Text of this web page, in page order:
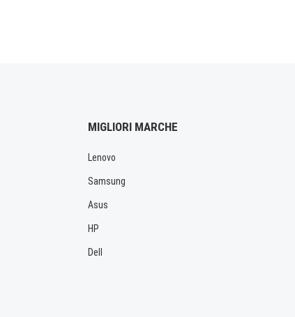
MIGLIORI MARCHE
Lenovo
Samsung
Asus
HP
Dell